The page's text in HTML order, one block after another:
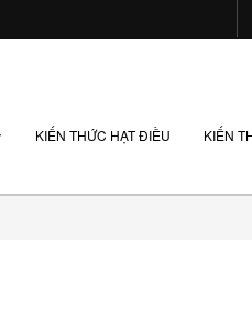
KIẾN THỨC HẠT ĐIỀU KIẾN